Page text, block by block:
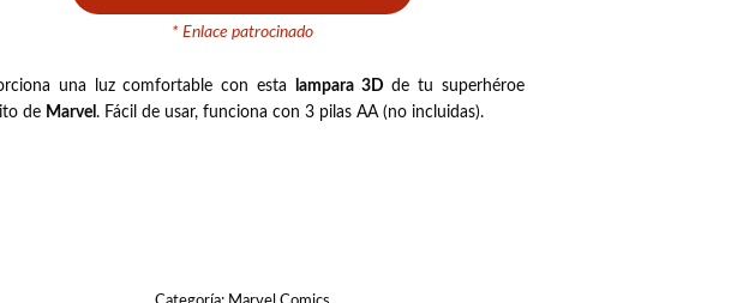
* Enlace patrocinado
una luz comfortable con esta lampara 3D de tu superhéroe
de Marvel . Fácil de usar, funciona con 3 pilas AA (no incluidas).